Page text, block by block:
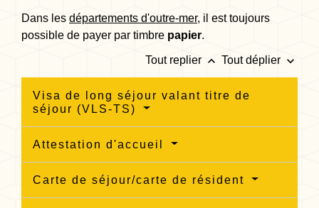
Dans les départements d'outre-mer, il est toujours
possible de payer par timbre papier.
Tout replier keyboard_arrow_up Tout déplier keyboard_arrow_down
Visa de long séjour valant titre de
séjour (VLS-TS)
Attestation d'accueil
Carte de séjour/carte de résident